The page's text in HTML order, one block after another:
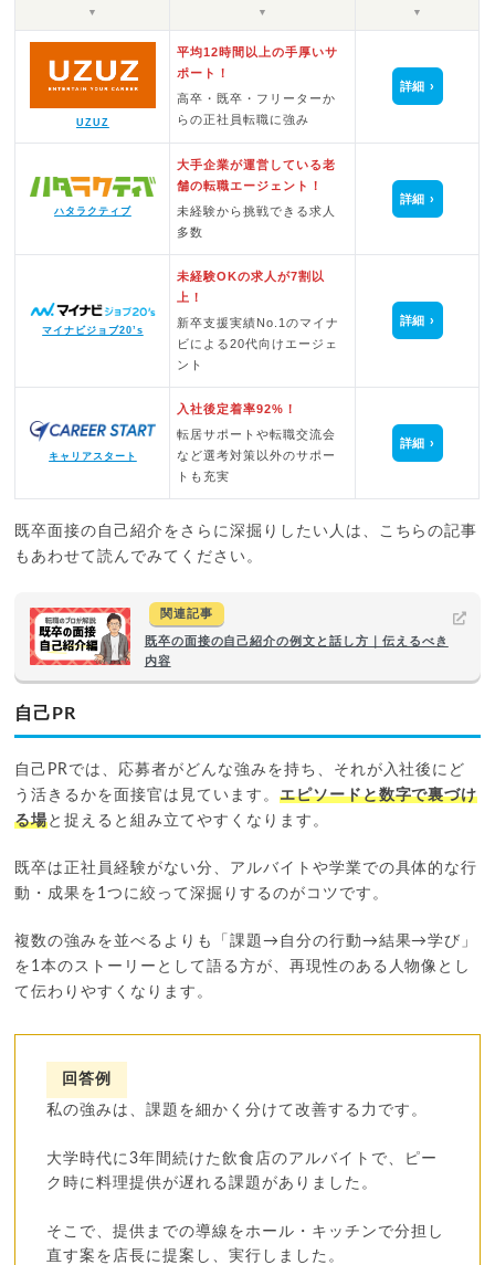
▼ ▼ ▼
UZUZ
平均12時間以上の手厚いサ
ポート！
高卒・既卒・フリーターか
らの正社員転職に強み
詳細
ハタラクティブ
大手企業が運営している老
舗の転職エージェント！
未経験から挑戦できる求人
多数
詳細
マイナビジョブ20’s
未経験OKの求人が7割以
上！
新卒支援実績No.1のマイナ
ビによる20代向けエージェ
ント
詳細
キャリアスタート
入社後定着率92%！
転居サポートや転職交流会
など選考対策以外のサポー
トも充実
詳細
既卒面接の自己紹介をさらに深掘りしたい人は、こちらの記事
もあわせて読んでみてください。
関連記事
既卒の面接の自己紹介の例文と話し方｜伝えるべき
内容
自己PR
自己PRでは、応募者がどんな強みを持ち、それが入社後にど
う活きるかを面接官は見ています。 エピソードと数字で裏づけ
る場と捉えると組み立てやすくなります。
既卒は正社員経験がない分、アルバイトや学業での具体的な行
動・成果を1つに絞って深掘りするのがコツです。
複数の強みを並べるよりも「課題→自分の行動→結果→学び」
を1本のストーリーとして語る方が、再現性のある人物像とし
て伝わりやすくなります。
回答例
私の強みは、課題を細かく分けて改善する力です。
大学時代に3年間続けた飲食店のアルバイトで、ピー
ク時に料理提供が遅れる課題がありました。
そこで、提供までの導線をホール・キッチンで分担し
直す案を店長に提案し、実行しました。